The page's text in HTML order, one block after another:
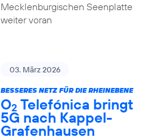
Mecklenburgischen Seenplatte
weiter voran
03. März 2026
BESSERES NETZ FÜR DIE RHEINEBENE
O2 Telefónica bringt
5G nach Kappel-
Grafenhausen